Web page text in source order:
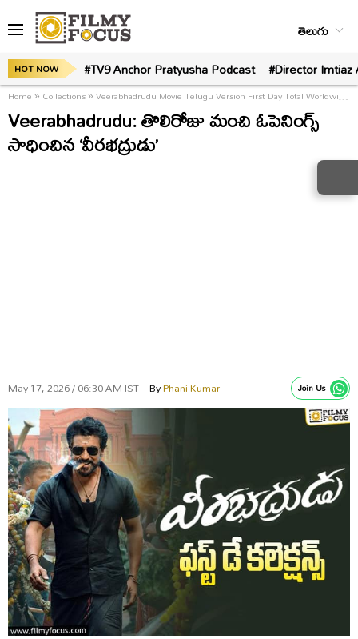
తెలుగు
HOT NOW #TV9 Anchor Pratyusha Podcast #Director
Home» Collections»Veerabhadrudu Movie Telugu Version First Day Total Worldwide Collections
Veerabhadrudu: తొలిరోజు మంచి ఓపెనింగ్స్
సాధించిన ‘వీరభద్రుడు’
May 17, 2026 / 06:30 AM IST ByPhani Kumar Join Us